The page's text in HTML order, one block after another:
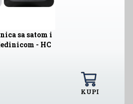
sa satom i
- HC
KUPI